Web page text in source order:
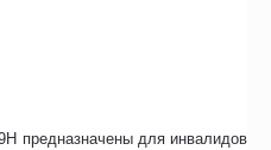
предназначены для инвалидов